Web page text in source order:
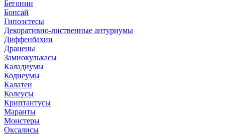
Бегонии
Бонсай
Гипоэстесы
Декоративно-лиственные антуриумы
Диффенбахии
Драцены
Замиокулькасы
Каладиумы
Кодиеумы
Калатеи
Колеусы
Криптантусы
Маранты
Монстеры
Оксалисы